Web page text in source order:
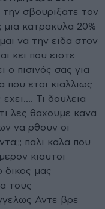
την σβουριξατε τον
μια κατρακυλα 20%
να την ειδα στον
κει που ειστε
ο πισινός σας για
που ετσι κιαλλιως
Τι δουλεια
λες θαχουμε κανα
να ρθουν οι
παλι καλα που
κιαυτοι
δικος μας
τους
Αντε βρε